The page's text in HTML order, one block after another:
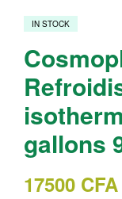
IN STOCK
gallons
17500 CFA